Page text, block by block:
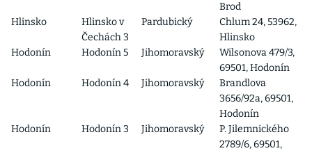
Brod
Hlinsko
Hlinsko v
Čechách 3
Pardubický
Chlum 24, 53962,
Hlinsko
Hodonín
Hodonín 5 Jihomoravský
Wilsonova 479/3,
69501, Hodonín
Hodonín
Hodonín 4 Jihomoravský
Brandlova
3656/92a, 69501,
Hodonín
Hodonín
Hodonín 3 Jihomoravský
P. Jilemnického
2789/6, 69501,